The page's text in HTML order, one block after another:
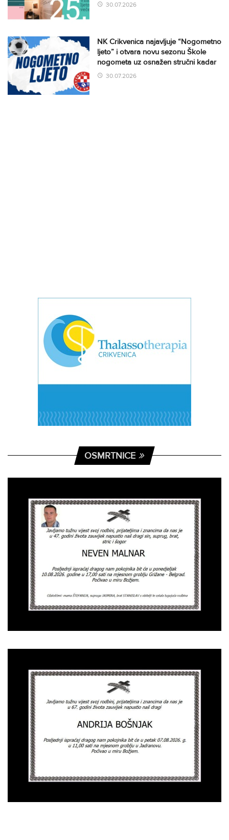
30.07.2026
NK Crikvenica najavljuje “Nogometno
ljeto” i otvara novu sezonu Škole
nogometa uz osnažen stručni kadar
30.07.2026
OSMRTNICE